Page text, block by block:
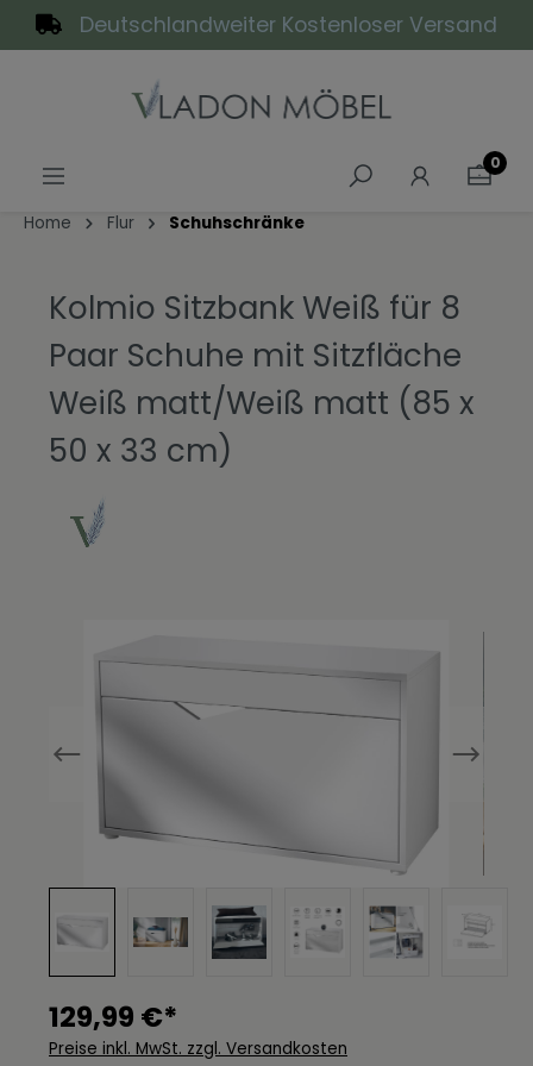
springenDeutschlandweiter Kostenloser Versand
0
Home Flur Schuhschränke
Kolmio Sitzbank Weiß für 8
Paar Schuhe mit Sitzfläche
Weiß matt/Weiß matt (85 x
50 x 33 cm)
129,99 €*
Preise inkl. MwSt. zzgl. Versandkosten